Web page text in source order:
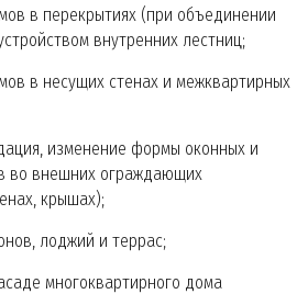
в перекрытиях (при объединении
внутренних лестниц;
в несущих стенах и межквартирных
изменение формы оконных и
во внешних ограждающих
крышах);
лоджий и террас;
многоквартирного дома